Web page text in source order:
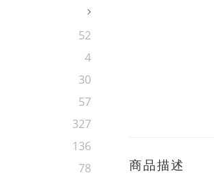
52
4
30
57
327
136
78
商品描述